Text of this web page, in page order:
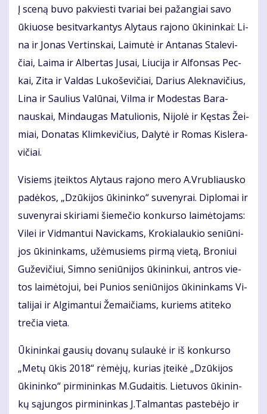
Į sce­ną bu­vo pa­kvies­ti tva­riai bei pa­žan­giai sa­vo
ūkiuo­se be­si­tvar­kan­tys Aly­taus ra­jo­no ūki­nin­kai: Li­
na ir Jo­nas Ver­tins­kai, Lai­mu­tė ir An­ta­nas Sta­le­vi­
čiai, Lai­ma ir Al­ber­tas Ju­sai, Liu­ci­ja ir Al­fon­sas Pec­
kai, Zi­ta ir Val­das Lu­ko­še­vi­čiai, Da­rius Alek­na­vi­čius,
Li­na ir Sau­lius Va­lū­nai, Vil­ma ir Mo­des­tas Ba­ra­
naus­kai, Min­dau­gas Ma­tu­lio­nis, Ni­jo­lė ir Kęs­tas Žei­
miai, Do­na­tas Klim­ke­vi­čius, Da­ly­tė ir Ro­mas Kis­le­ra­
vi­čiai.
Vi­siems įteik­tos Aly­taus ra­jo­no me­ro A.Vrub­liaus­ko
pa­dė­kos, „Dzū­ki­jos ūki­nin­ko“ su­ve­ny­rai. Di­plo­mai ir
su­ve­ny­rai ski­ria­mi šie­me­čio kon­kur­so lai­mė­to­jams:
Vi­lei ir Vid­man­tui Na­vic­kams, Kro­kia­lau­kio se­niū­ni­
jos ūki­nin­kams, už­ėmu­siems pir­mą vie­tą, Bro­niui
Gu­že­vi­čiui, Sim­no se­niū­ni­jos ūki­nin­kui, ant­ros vie­
tos lai­mė­to­jui, bei Pu­nios se­niū­ni­jos ūki­nin­kams Vi­
ta­li­jai ir Al­gi­man­tui Že­mai­čiams, ku­riems ati­te­ko
tre­čia vie­ta.
Ūki­nin­kai gau­sių do­va­nų su­lau­kė ir iš kon­kur­so
„Me­tų ūkis 2018“ rė­mė­jų, ku­rias įtei­kė „Dzū­ki­jos
ūki­nin­ko“ pir­mi­nin­kas M.Gu­dai­tis. Lie­tu­vos ūki­nin­
kų są­jun­gos pir­mi­nin­kas J.Tal­man­tas pa­ste­bė­jo ir